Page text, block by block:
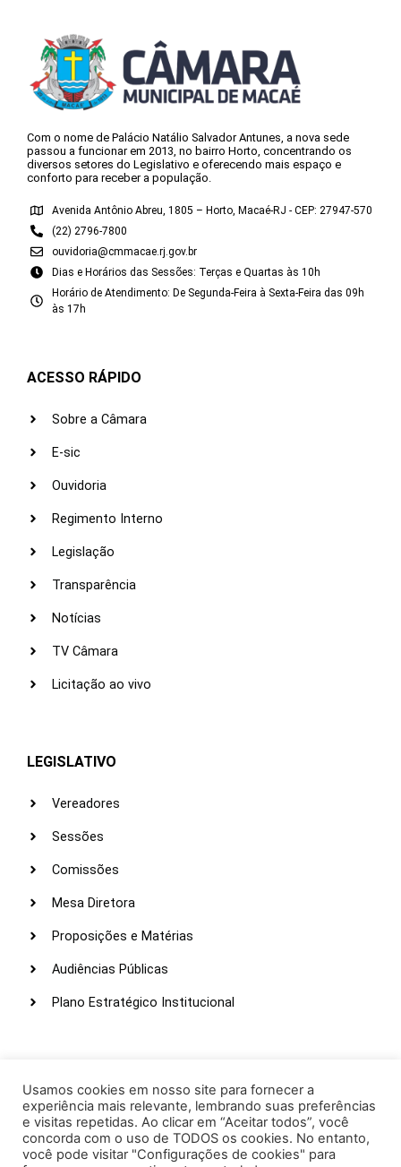
Com o nome de Palácio Natálio Salvador Antunes, a nova sede
passou a funcionar em 2013, no bairro Horto, concentrando os
diversos setores do Legislativo e oferecendo mais espaço e
conforto para receber a população.
Avenida Antônio Abreu, 1805 – Horto, Macaé-RJ - CEP: 27947-570
(22) 2796-7800
ouvidoria@cmmacae.rj.gov.br
Dias e Horários das Sessões: Terças e Quartas às 10h
Horário de Atendimento: De Segunda-Feira à Sexta-Feira das 09h
às 17h
ACESSO RÁPIDO
Sobre a Câmara
E-sic
Ouvidoria
Regimento Interno
Legislação
Transparência
Notícias
TV Câmara
Licitação ao vivo
LEGISLATIVO
Vereadores
Sessões
Comissões
Mesa Diretora
Proposições e Matérias
Audiências Públicas
Plano Estratégico Institucional
Webmail
Intranet
Administração
Usamos cookies em nosso site para fornecer a
experiência mais relevante, lembrando suas preferências
e visitas repetidas. Ao clicar em “Aceitar todos”, você
concorda com o uso de TODOS os cookies. No entanto,
você pode visitar "Configurações de cookies" para